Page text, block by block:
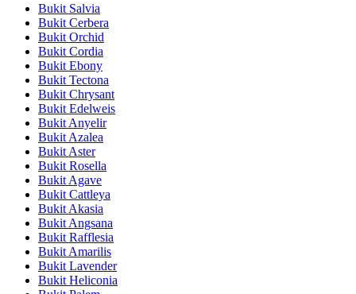
Bukit Salvia
Bukit Cerbera
Bukit Orchid
Bukit Cordia
Bukit Ebony
Bukit Tectona
Bukit Chrysant
Bukit Edelweis
Bukit Anyelir
Bukit Azalea
Bukit Aster
Bukit Rosella
Bukit Agave
Bukit Cattleya
Bukit Akasia
Bukit Angsana
Bukit Rafflesia
Bukit Amarilis
Bukit Lavender
Bukit Heliconia